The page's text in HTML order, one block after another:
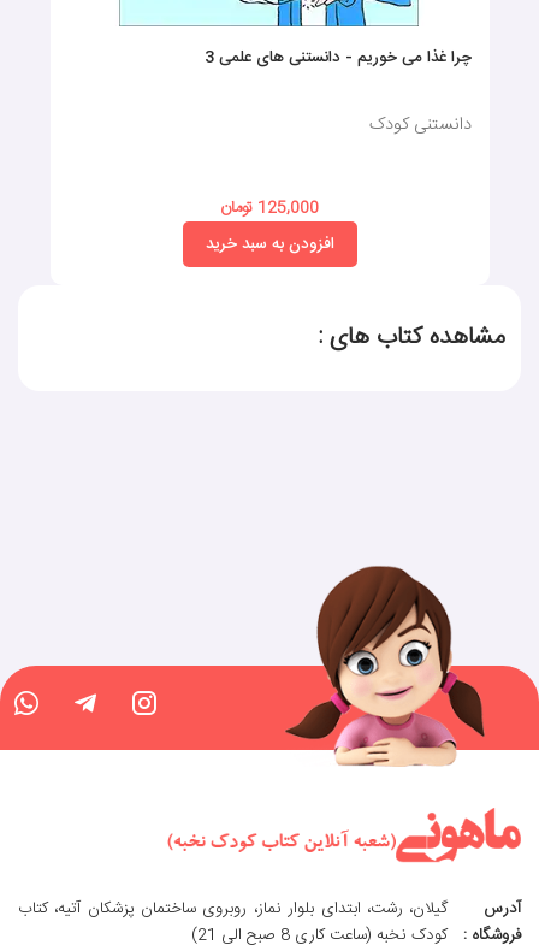
چرا غذا می خوریم - دانستنی های علمی 3
دانستنی کودک
125,000 تومان
افزودن به سبد خرید
مشاهده کتاب های :
آدرس
فروشگاه :
گیلان، رشت، ابتدای بلوار نماز، روبروی ساختمان پزشکان آتیه، کتاب
کودک نخبه (ساعت کاری 8 صبح الی 21)